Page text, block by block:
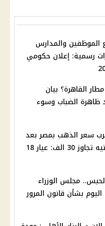
لجميع الموظفين والمدارس
رسمية: إعلان حكومي
القاهرة؟ بيان
الضباب وسوء
سعر الذهب بمصر بعد
قفزة الدولار والجنيه تجاوز 30 الف: عيار 18
مجلس الوزراء
بشأن قانون المرور